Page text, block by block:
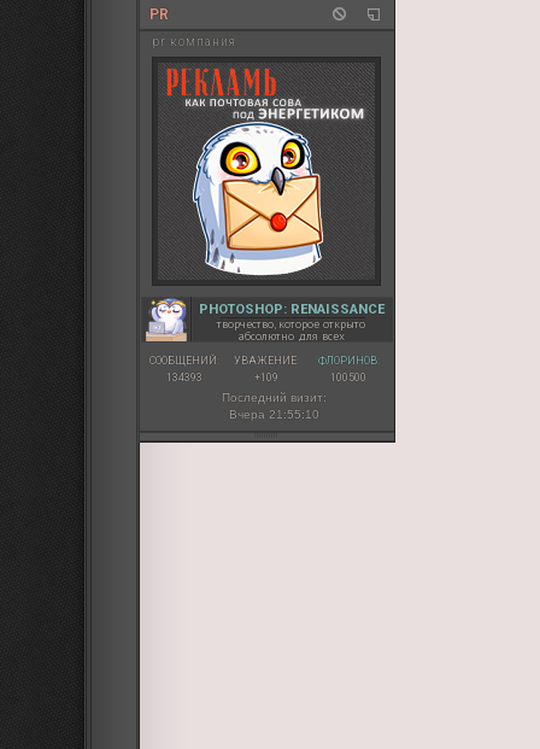
PR
pr компания
PHOTOSHOP: RENAISSANCE
творчество, которое открыто
абсолютно для всех
СООБЩЕНИЙ:
134393
УВАЖЕНИЕ:
+109
ФЛОРИНОВ:
100500
Последний визит:
Вчера 21:55:10